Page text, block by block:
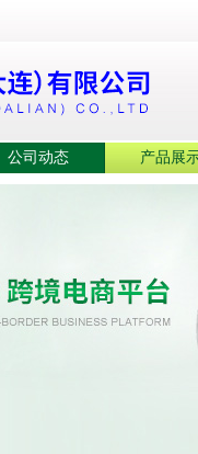
公司动态 产品展